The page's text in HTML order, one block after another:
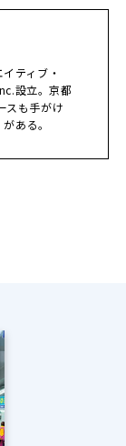
ティブ・
設立。京都
スも手がけ
ある。